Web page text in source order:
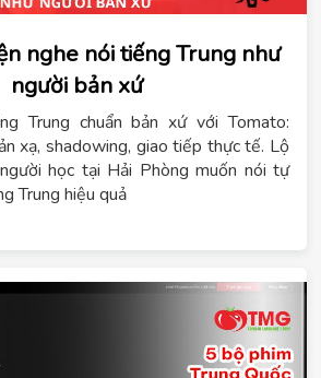
nghe nói tiếng Trung như
người bản xứ
Trung chuẩn bản xứ với Tomato:
xạ, shadowing, giao tiếp thực tế. Lộ
học tại Hải Phòng muốn nói tự
Trung hiệu quả